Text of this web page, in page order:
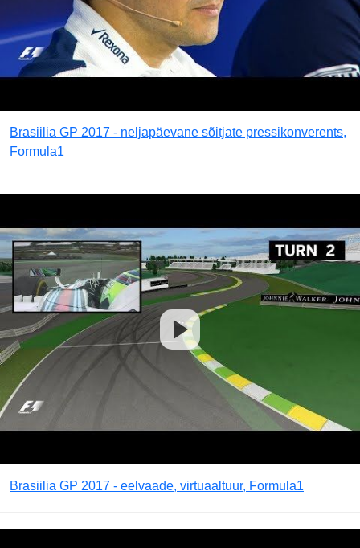
Brasiilia GP 2017 - neljapäevane sõitjate pressikonverents,
Formula1
Brasiilia GP 2017 - eelvaade, virtuaaltuur, Formula1